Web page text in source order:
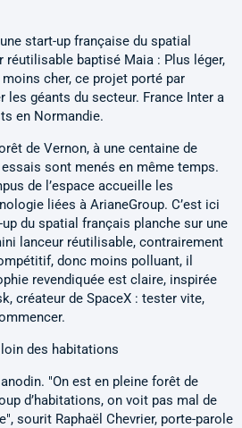
start-up française du spatial
réutilisable baptisé Maia : Plus léger,
cher, ce projet porté par
les géants du secteur. France Inter a
en Normandie.
de Vernon, à une centaine de
sont menés en même temps.
de l’espace accueille les
liées à ArianeGroup. C’est ici
du spatial français planche sur une
lanceur réutilisable, contrairement
donc moins polluant, il
revendiquée est claire, inspirée
créateur de SpaceX : tester vite,
des habitations
"On est en pleine forêt de
d’habitations, on voit pas mal de
sourit Raphaël Chevrier, porte-parole